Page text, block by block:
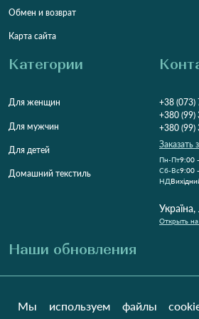
Обмен и возврат
Карта сайта
Категории
Для женщин
Для мужчин
Для детей
Домашний текстиль
+38 (073)
+380 (99)
+380 (99)
Заказать
Пн-Пт9:00
Cб-Вс9:00
НД
Открыть на
Наши обновления
Мы используем файлы